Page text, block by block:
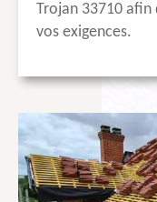
Trojan 33710
vos exigences.